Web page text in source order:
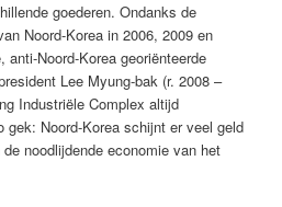
goederen. Ondanks de
Noord-Korea in 2006, 2009 en
anti-Noord-Korea georiënteerde
Lee Myung-bak (r. 2008 –
Industriële Complex altijd
gek: Noord-Korea schijnt er veel geld
noodlijdende economie van het